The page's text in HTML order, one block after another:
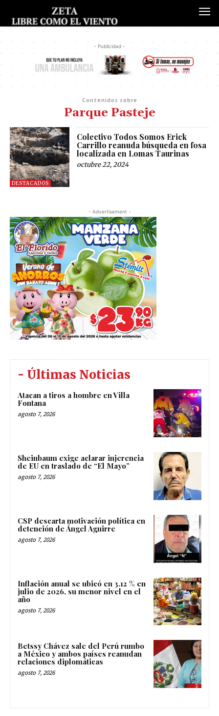
- Publicidad -
Contenidos sobre
Parque Pasteje
DESTACADOS
Colectivo Todos Somos Erick
Carrillo reanuda búsqueda en fosa
localizada en Lomas Taurinas
octubre 22, 2024
- Advertisement -
- Últimas Noticias
Atacan a tiros a hombre en Villa
Fontana
agosto 7, 2026
Sheinbaum exige aclarar injerencia
de EU en traslado de “El Mayo”
agosto 7, 2026
CSP descarta motivación política en
detención de Ángel Aguirre
agosto 7, 2026
Inflación anual se ubicó en 3.12 % en
julio de 2026, su menor nivel en el
año
agosto 7, 2026
Betssy Chávez sale del Perú rumbo
a México y ambos países reanudan
relaciones diplomáticas
agosto 7, 2026